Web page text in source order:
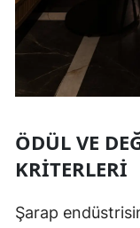
ÖDÜL VE
KRITERLERI
Şarap